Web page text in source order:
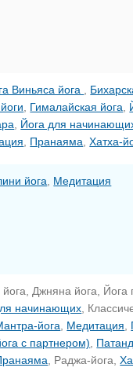
Виньяса йога ,
, Гималайская йога,
, Йога для
, Пранаяма,Хатха-
йога, Медитация
йога, Джняна йога, Йога
начинающих,
йога, Медитация,
с партнером),
, Раджа-йога,